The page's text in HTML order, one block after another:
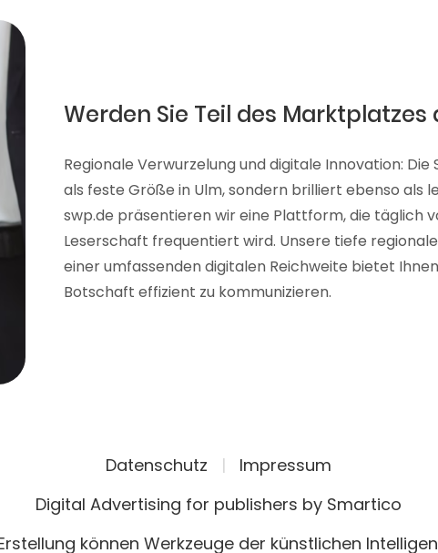
Werden Sie Teil des Marktplatzes
Regionale Verwurzelung und digitale Innovation:
als feste Größe in Ulm, sondern brilliert ebenso als
swp.de präsentieren wir eine Plattform, die täglich
Leserschaft frequentiert wird. Unsere tiefe
einer umfassenden digitalen Reichweite bietet
Botschaft effizient zu kommunizieren.
Datenschutz |
Impressum
Digital Advertising for publishers by Smartico
können Werkzeuge der künstlichen